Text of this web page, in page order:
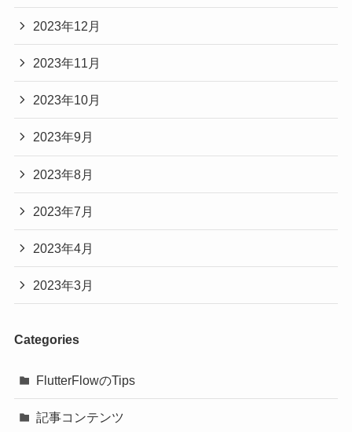
2023年12月
2023年11月
2023年10月
2023年9月
2023年8月
2023年7月
2023年4月
2023年3月
Categories
FlutterFlowのTips
記事コンテンツ